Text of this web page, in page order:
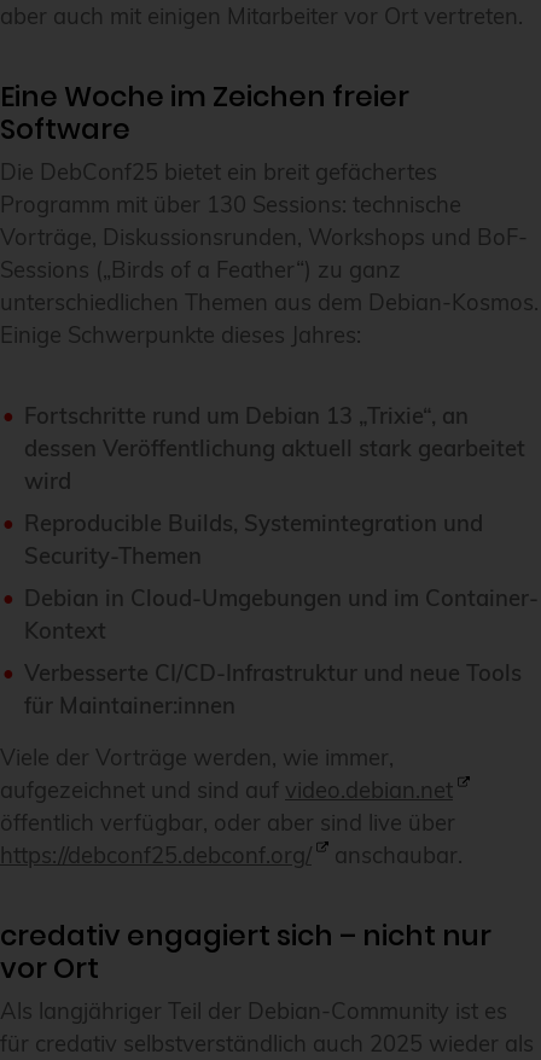
aber auch mit einigen Mitarbeiter vor Ort vertreten.
Eine Woche im Zeichen freier
Software
Die DebConf25 bietet ein breit gefächertes
Programm mit über 130 Sessions: technische
Vorträge, Diskussionsrunden, Workshops und BoF-
Sessions („Birds of a Feather“) zu ganz
unterschiedlichen Themen aus dem Debian-Kosmos.
Einige Schwerpunkte dieses Jahres:
Fortschritte rund um Debian 13 „Trixie“, an
dessen Veröffentlichung aktuell stark gearbeitet
wird
Reproducible Builds, Systemintegration und
Security-Themen
Debian in Cloud-Umgebungen und im Container-
Kontext
Verbesserte CI/CD-Infrastruktur und neue Tools
für Maintainer:innen
Viele der Vorträge werden, wie immer,
aufgezeichnet und sind auf video.debian.net
öffentlich verfügbar, oder aber sind live über
https://debconf25.debconf.org/
anschaubar.
credativ engagiert sich – nicht nur
vor Ort
Als langjähriger Teil der Debian-Community ist es
für credativ selbstverständlich auch 2025 wieder als